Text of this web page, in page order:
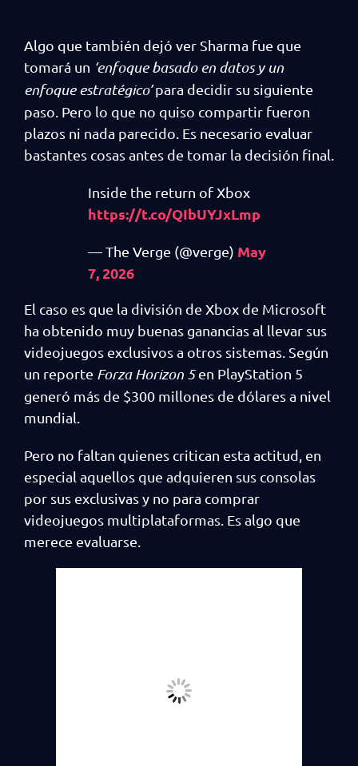
Algo que también dejó ver Sharma fue que
tomará un ‘enfoque basado en datos y un
enfoque estratégico’para decidir su siguiente
paso. Pero lo que no quiso compartir fueron
plazos ni nada parecido. Es necesario evaluar
bastantes cosas antes de tomar la decisión final.
Inside the return of Xbox
https://t.co/QIbUYJxLmp
— The Verge (@verge) May
7, 2026
El caso es que la división de Xbox de Microsoft
ha obtenido muy buenas ganancias al llevar sus
videojuegos exclusivos a otros sistemas. Según
un reporte Forza Horizon 5en PlayStation 5
generó más de $300 millones de dólares a nivel
mundial.
Pero no faltan quienes critican esta actitud, en
especial aquellos que adquieren sus consolas
por sus exclusivas y no para comprar
videojuegos multiplataformas. Es algo que
merece evaluarse.